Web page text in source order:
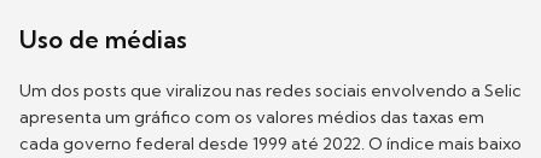
Uso de médias
Um dos posts que viralizou nas redes sociais envolvendo a Selic
apresenta um gráfico com os valores médios das taxas em
cada governo federal desde 1999 até 2022. O índice mais baixo